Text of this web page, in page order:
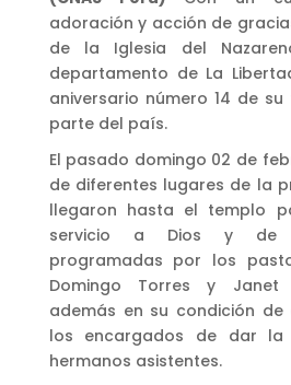
adoración y acción de
de la Iglesia del
departamento de La
aniversario número 14 de
parte del país.
El pasado domingo 02 de
de diferentes lugares de la
llegaron hasta el templo
servicio a Dios y de
programadas por los
Domingo Torres y Janet
además en su condición de
los encargados de dar la
hermanos asistentes.